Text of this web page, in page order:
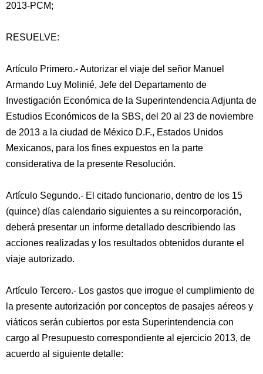
2013-PCM;
RESUELVE:
Artículo Primero.- Autorizar el viaje del señor Manuel
Armando Luy Molinié, Jefe del Departamento de
Investigación Económica de la Superintendencia Adjunta de
Estudios Económicos de la SBS, del 20 al 23 de noviembre
de 2013 a la ciudad de México D.F., Estados Unidos
Mexicanos, para los fines expuestos en la parte
considerativa de la presente Resolución.
Artículo Segundo.- El citado funcionario, dentro de los 15
(quince) días calendario siguientes a su reincorporación,
deberá presentar un informe detallado describiendo las
acciones realizadas y los resultados obtenidos durante el
viaje autorizado.
Artículo Tercero.- Los gastos que irrogue el cumplimiento de
la presente autorización por conceptos de pasajes aéreos y
viáticos serán cubiertos por esta Superintendencia con
cargo al Presupuesto correspondiente al ejercicio 2013, de
acuerdo al siguiente detalle: